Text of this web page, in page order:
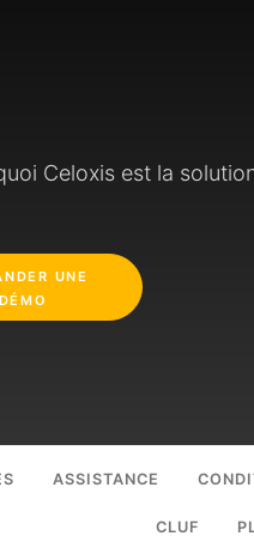
Celoxis est la
UNE
DÉMO
ASSISTANCE
CLUF